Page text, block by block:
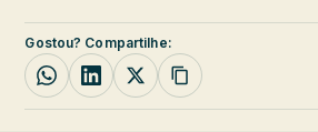
Gostou? Compartilhe: